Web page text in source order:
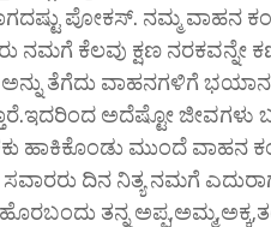
ಪೋಕಸ್. ನಮ್ಮ
ನಮಗೆ ಕೆಲವು ಕ್ಷಣ ನರಕವನ್ನೇ
ಅನ್ನು ತೆಗೆದು ವಾಹನಗಳಿಗೆ
ಅದೆಷ್ಟೋ
ಹಾಕಿಕೊಂಡು ಮುಂದೆ
ದಿನ ನಿತ್ಯ ನಮಗೆ
ತನ್ನ